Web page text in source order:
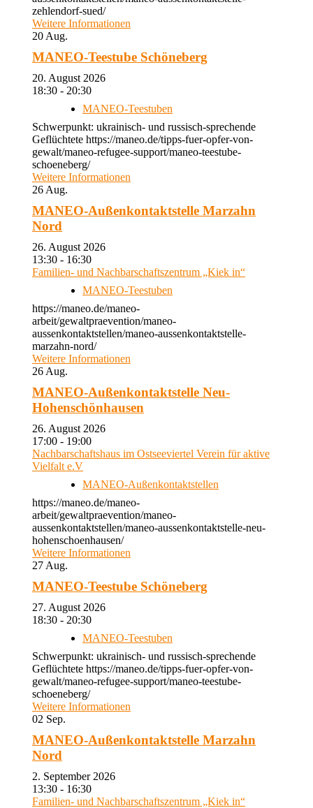
zehlendorf-sued/
Weitere Informationen
20 Aug.
MANEO-Teestube Schöneberg
20. August 2026
18:30 - 20:30
MANEO-Teestuben
Schwerpunkt: ukrainisch- und russisch-sprechende
Geflüchtete https://maneo.de/tipps-fuer-opfer-von-
gewalt/maneo-refugee-support/maneo-teestube-
schoeneberg/
Weitere Informationen
26 Aug.
MANEO-Außenkontaktstelle Marzahn
Nord
26. August 2026
13:30 - 16:30
Familien- und Nachbarschaftszentrum „Kiek in“
MANEO-Teestuben
https://maneo.de/maneo-
arbeit/gewaltpraevention/maneo-
aussenkontaktstellen/maneo-aussenkontaktstelle-
marzahn-nord/
Weitere Informationen
26 Aug.
MANEO-Außenkontaktstelle Neu-
Hohenschönhausen
26. August 2026
17:00 - 19:00
Nachbarschaftshaus im Ostseeviertel Verein für aktive
Vielfalt e.V
MANEO-Außenkontaktstellen
https://maneo.de/maneo-
arbeit/gewaltpraevention/maneo-
aussenkontaktstellen/maneo-aussenkontaktstelle-neu-
hohenschoenhausen/
Weitere Informationen
27 Aug.
MANEO-Teestube Schöneberg
27. August 2026
18:30 - 20:30
MANEO-Teestuben
Schwerpunkt: ukrainisch- und russisch-sprechende
Geflüchtete https://maneo.de/tipps-fuer-opfer-von-
gewalt/maneo-refugee-support/maneo-teestube-
schoeneberg/
Weitere Informationen
02 Sep.
MANEO-Außenkontaktstelle Marzahn
Nord
2. September 2026
13:30 - 16:30
Familien- und Nachbarschaftszentrum „Kiek in“